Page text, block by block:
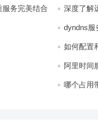
务完美结合 深度了解
dyndns服
如何配置
阿里时间
哪个占用